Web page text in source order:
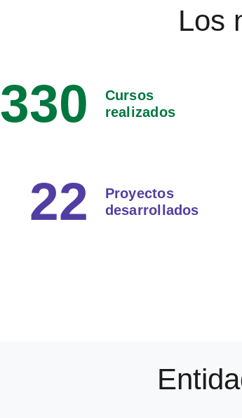
Los
330
Cursos
realizados
22
Proyectos
desarrollados